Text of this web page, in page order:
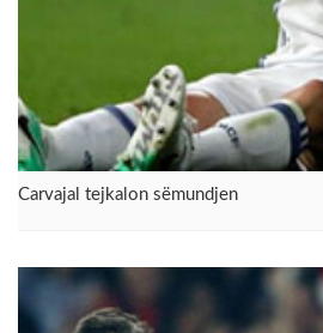
Carvajal tejkalon sëmundjen